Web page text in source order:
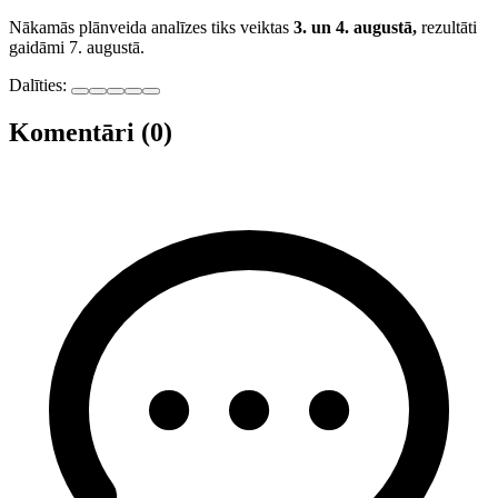
Nākamās plānveida analīzes tiks veiktas 3. un 4. augustā, rezultāti
gaidāmi 7. augustā.
Dalīties:
Komentāri (0)